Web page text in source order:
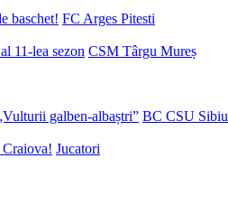
baschet! FC Arges Pitesti
11-lea sezon CSM Târgu Mureș
galben-albaștri” BC CSU Sibiu
Jucatori